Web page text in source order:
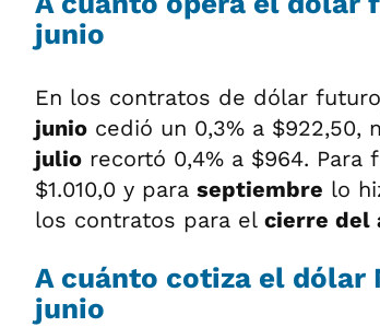
junio
En los contratos de dólar
junio cedió un 0,3% a $922,50,
julio recortó 0,4% a $964. Para
$1.010,0 y para septiembre lo
los contratos para el cierre del
A cuánto cotiza el dólar
junio